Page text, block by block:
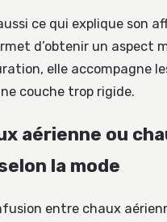
ce qui explique son
d’obtenir un aspect
elle accompagne
couche trop rigide.
aérienne ou
la mode
entre chaux